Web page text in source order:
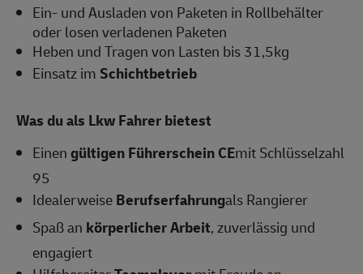
Ein- und Ausladen von Paketen in Rollbehälter
oder losen verladenen Paketen
Heben und Tragen von Lasten bis 31,5kg
Einsatz imSchichtbetrieb
Was du als Lkw Fahrer bietest
Einengültigen Führerschein CEmit Schlüsselzahl
95
IdealerweiseBerufserfahrungals Rangierer
Spaß an körperlicher Arbeit, zuverlässig und
engagiert